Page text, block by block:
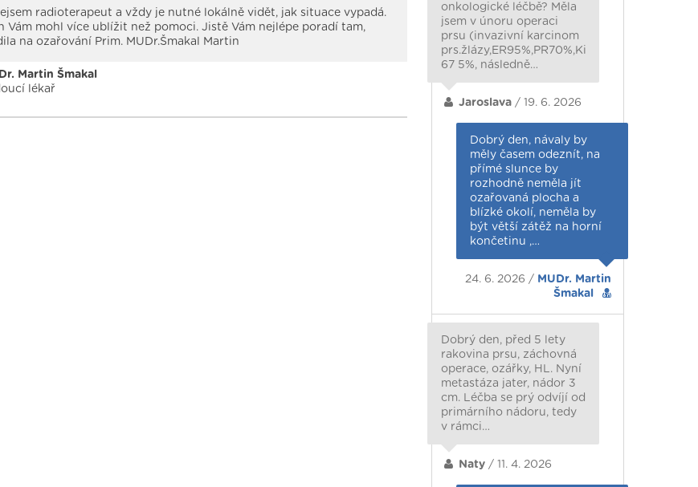
radioterapeut a vždy je nutné lokálně vidět, jak situace vypadá.
Vám mohl více ublížit než pomoci. Jistě Vám nejlépe poradí tam,
na ozařování Prim. MUDr.Šmakal Martin
Martin Šmakal
lékař
onkologické léčbě? Měla
jsem v únoru operaci
prsu (invazivní karcinom
prs.žlázy,ER95%,PR70%,Ki
67 5%, následně…
Jaroslava / 19. 6. 2026
Dobrý den, návaly by
měly časem odeznít, na
přímé slunce by
rozhodně neměla jít
ozařovaná plocha a
blízké okolí, neměla by
být větší zátěž na horní
končetinu ,…
24. 6. 2026 / MUDr. Martin
Šmakal
Dobrý den, před 5 lety
rakovina prsu, záchovná
operace, ozářky, HL. Nyní
metastáza jater, nádor 3
cm. Léčba se prý odvíjí od
primárního nádoru, tedy
v rámci…
Naty / 11. 4. 2026